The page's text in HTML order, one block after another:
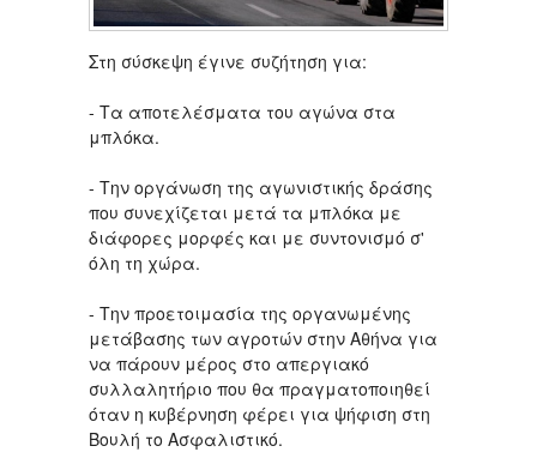
Στη σύσκεψη έγινε συζήτηση για:
- Τα αποτελέσματα του αγώνα στα
μπλόκα.
- Την οργάνωση της αγωνιστικής δράσης
που συνεχίζεται μετά τα μπλόκα με
διάφορες μορφές και με συντονισμό σ'
όλη τη χώρα.
- Την προετοιμασία της οργανωμένης
μετάβασης των αγροτών στην Αθήνα για
να πάρουν μέρος στο απεργιακό
συλλαλητήριο που θα πραγματοποιηθεί
όταν η κυβέρνηση φέρει για ψήφιση στη
Βουλή το Ασφαλιστικό.